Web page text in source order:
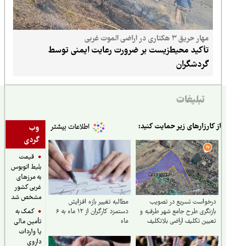
مهار حریق ۳ هکتاری در اراضی الموت غربی
تأکید محیط‌زیست بر ضرورت رعایت ایمنی توسط
گردشگران
تبلیغات
وب
گردی
قیمت
بلیط اتوبوس
به مرزهای
غربی کشور
مشخص شد
کمک به
تأمین مالی
یا واردات
داروی
زیر حمایت کنید:
تسریع در تصویب
طرح جامع شهر طرقبه و
تکلیف اراضی بلاتکلیف
مطالبه تغییر بازه افزایش
دستمزد کارگران از ۱۲ ماه به ۶